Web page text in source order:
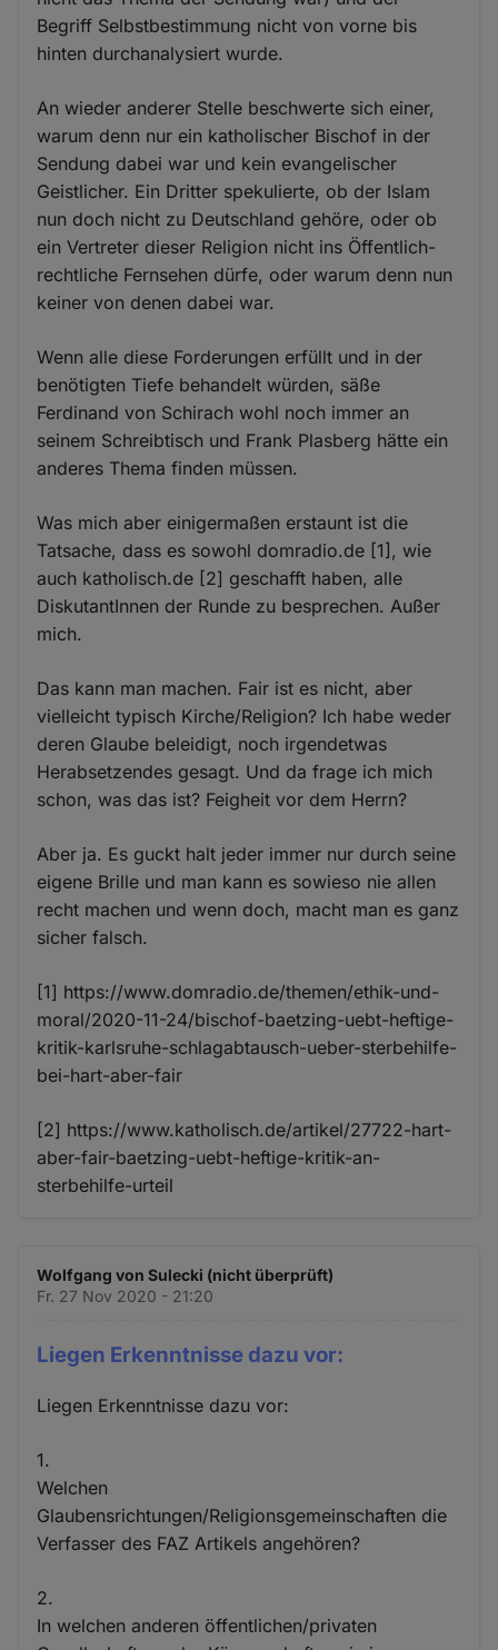
Begriff Selbstbestimmung nicht von vorne bis
hinten durchanalysiert wurde.
An wieder anderer Stelle beschwerte sich einer,
warum denn nur ein katholischer Bischof in der
Sendung dabei war und kein evangelischer
Geistlicher. Ein Dritter spekulierte, ob der Islam
nun doch nicht zu Deutschland gehöre, oder ob
ein Vertreter dieser Religion nicht ins Öffentlich-
rechtliche Fernsehen dürfe, oder warum denn nun
keiner von denen dabei war.
Wenn alle diese Forderungen erfüllt und in der
benötigten Tiefe behandelt würden, säße
Ferdinand von Schirach wohl noch immer an
seinem Schreibtisch und Frank Plasberg hätte ein
anderes Thema finden müssen.
Was mich aber einigermaßen erstaunt ist die
Tatsache, dass es sowohl domradio.de [1], wie
auch katholisch.de [2] geschafft haben, alle
DiskutantInnen der Runde zu besprechen. Außer
mich.
Das kann man machen. Fair ist es nicht, aber
vielleicht typisch Kirche/Religion? Ich habe weder
deren Glaube beleidigt, noch irgendetwas
Herabsetzendes gesagt. Und da frage ich mich
schon, was das ist? Feigheit vor dem Herrn?
Aber ja. Es guckt halt jeder immer nur durch seine
eigene Brille und man kann es sowieso nie allen
recht machen und wenn doch, macht man es ganz
sicher falsch.
[1] https://www.domradio.de/themen/ethik-und-
moral/2020-11-24/bischof-baetzing-uebt-heftige-
kritik-karlsruhe-schlagabtausch-ueber-sterbehilfe-
bei-hart-aber-fair
[2] https://www.katholisch.de/artikel/27722-hart-
aber-fair-baetzing-uebt-heftige-kritik-an-
sterbehilfe-urteil
Wolfgang von Sulecki (nicht überprüft)
Fr. 27 Nov 2020 - 21:20
Liegen Erkenntnisse dazu vor:
Liegen Erkenntnisse dazu vor:
1.
Welchen
Glaubensrichtungen/Religionsgemeinschaften die
Verfasser des FAZ Artikels angehören?
2.
In welchen anderen öffentlichen/privaten